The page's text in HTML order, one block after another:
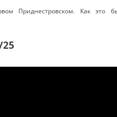
Приднестровском. Как это